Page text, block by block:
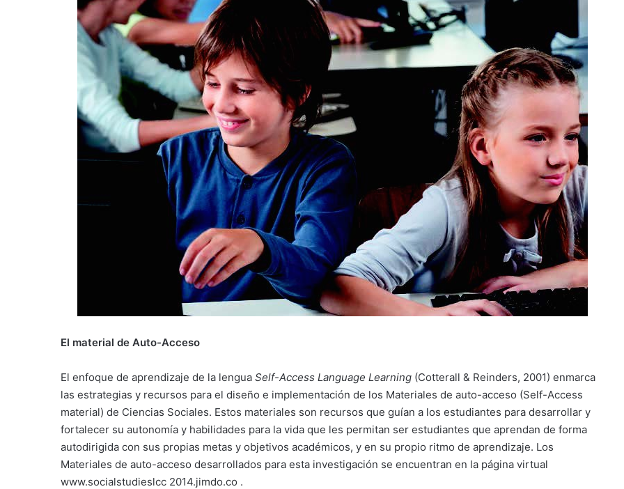
El material de Auto-Acceso
El enfoque de aprendizaje de la lengua Self-Access Language Learning (Cotterall & Reinders, 2001) enmarca
las estrategias y recursos para el diseño e implementación de los Materiales de auto-acceso (Self-Access
material) de Ciencias Sociales. Estos materiales son recursos que guían a los estudiantes para desarrollar y
fortalecer su autonomía y habilidades para la vida que les permitan ser estudiantes que aprendan de forma
autodirigida con sus propias metas y objetivos académicos, y en su propio ritmo de aprendizaje. Los
Materiales de auto-acceso desarrollados para esta investigación se encuentran en la página virtual
www.socialstudieslcc 2014.jimdo.co .